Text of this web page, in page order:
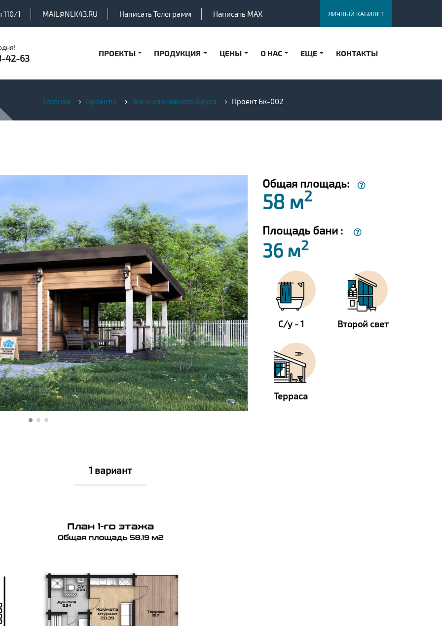
110/1 MAIL@NLK43.RU Написать Телеграмм Написать MAX ЛИЧНЫЙ КАБИНЕТ
42-63 ПРОЕКТЫ ПРОДУКЦИЯ ЦЕНЫ О НАС ЕЩЕ КОНТАКТЫ
Главная Проекты Бани из клееного бруса Проект Бк-002
Общая площадь:
58 м2
Площадь бани :
36 м2
С/у - 1 Второй свет
Терраса
1 вариант